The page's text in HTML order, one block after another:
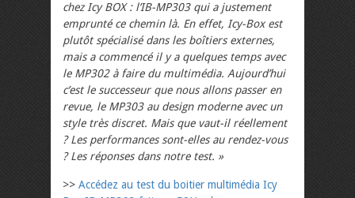
chez Icy BOX : l’IB-MP303 qui a justement
emprunté ce chemin là. En effet, Icy-Box est
plutôt spécialisé dans les boîtiers externes,
mais a commencé il y a quelques temps avec
le MP302 à faire du multimédia. Aujourd’hui
c’est le successeur que nous allons passer en
revue, le MP303 au design moderne avec un
style très discret. Mais que vaut-il réellement
? Les performances sont-elles au rendez-vous
? Les réponses dans notre test. »
>> Accédez au test du boitier multimédia Icy